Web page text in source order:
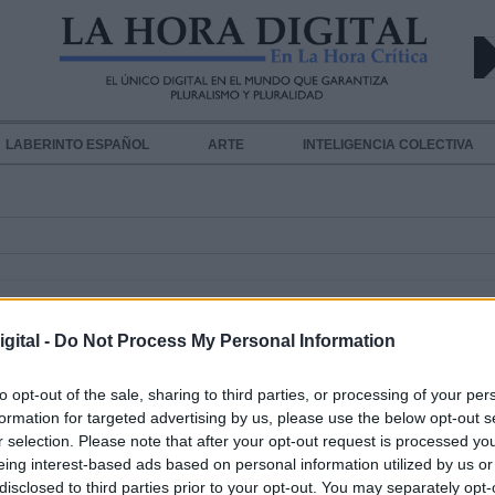
- Do Not Process My Personal Information
opt-out of the sale, sharing to third parties, or processing of your
for targeted advertising by us, please use the below opt-out
selection. Please note that after your opt-out request is processed
interest-based ads based on personal information utilized by us
to third parties prior to your opt-out. You may separately
LABERINTO ESPAÑOL ARTE INTELIGENCIA COLECTIVA
El sector del automóvil perderá
millones debido a la crisis de los
PorRodrigo Herrero